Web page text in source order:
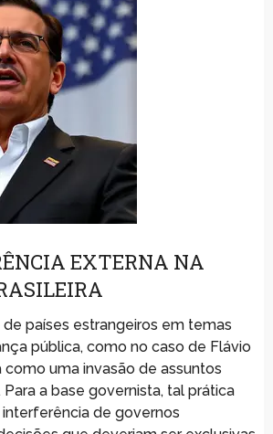
EXTERNA NA
países estrangeiros em temas
pública, como no caso de Flávio
como uma invasão de assuntos
Para a base governista, tal prática
de governos